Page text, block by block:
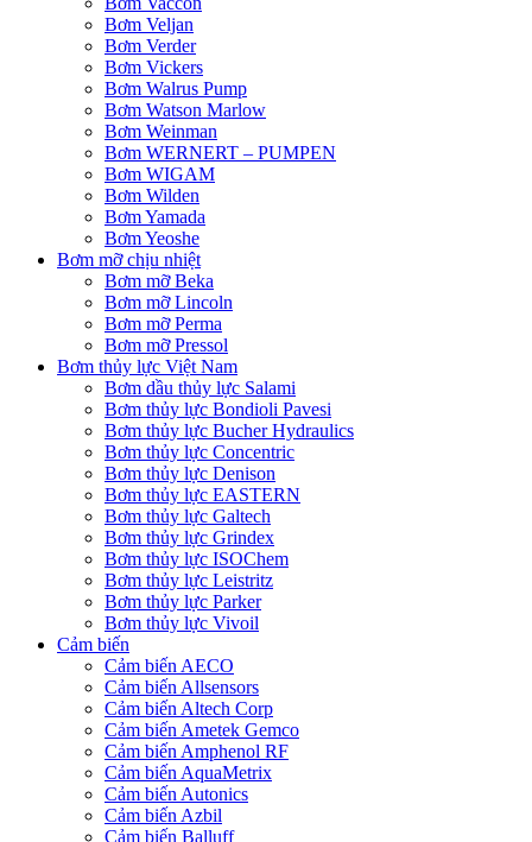
Bơm Veljan
Bơm Verder
Bơm Vickers
Bơm Walrus Pump
Bơm Watson Marlow
Bơm Weinman
Bơm WERNERT – PUMPEN
Bơm WIGAM
Bơm Wilden
Bơm Yamada
Bơm Yeoshe
Bơm mỡ chịu nhiệt
Bơm mỡ Beka
Bơm mỡ Lincoln
Bơm mỡ Perma
Bơm mỡ Pressol
Bơm thủy lực Việt Nam
Bơm dầu thủy lực Salami
Bơm thủy lực Bondioli Pavesi
Bơm thủy lực Bucher Hydraulics
Bơm thủy lực Concentric
Bơm thủy lực Denison
Bơm thủy lực EASTERN
Bơm thủy lực Galtech
Bơm thủy lực Grindex
Bơm thủy lực ISOChem
Bơm thủy lực Leistritz
Bơm thủy lực Parker
Bơm thủy lực Vivoil
Cảm biến
Cảm biến AECO
Cảm biến Allsensors
Cảm biến Altech Corp
Cảm biến Ametek Gemco
Cảm biến Amphenol RF
Cảm biến AquaMetrix
Cảm biến Autonics
Cảm biến Azbil
Cảm biến Balluff